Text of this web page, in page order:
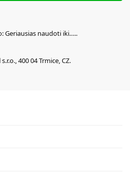
Geriausias naudoti iki…..
400 04 Trmice, CZ.